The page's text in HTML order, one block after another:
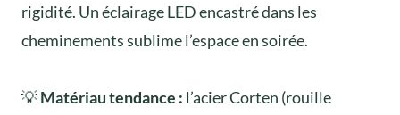
rigidité. Un éclairage LED encastré dans les
cheminements sublime l’espace en soirée.
💡Matériau tendance : l’acier Corten (rouille